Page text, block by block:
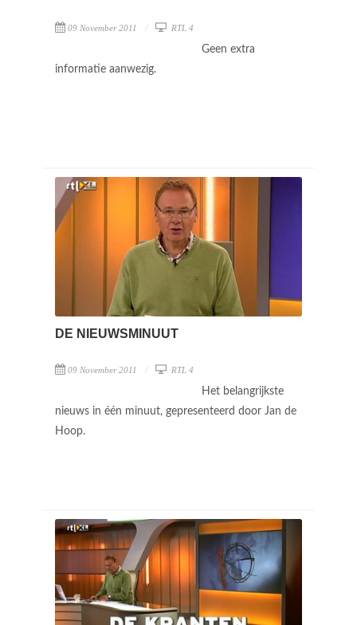
09 November 2011 RTL 4
Geen extra
informatie aanwezig.
DE NIEUWSMINUUT
09 November 2011 RTL 4
Het belangrijkste
nieuws in één minuut, gepresenteerd door Jan de
Hoop.